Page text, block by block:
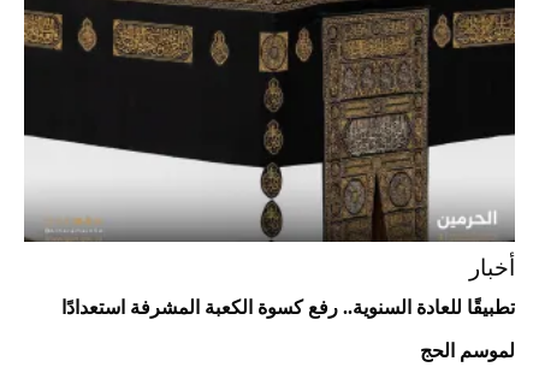
Aston Martin Valiant: على هوى الأبطال
أخبار
تطبيقًا للعادة السنوية.. رفع كسوة الكعبة المشرفة استعدادًا
لموسم الحج